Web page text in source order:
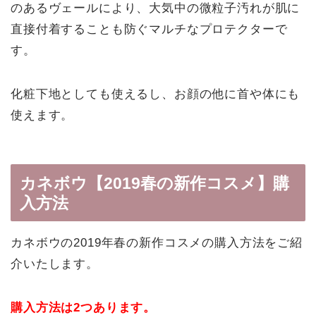
のあるヴェールにより、大気中の微粒子汚れが肌に
直接付着することも防ぐマルチなプロテクターで
す。
化粧下地としても使えるし、お顔の他に首や体にも
使えます。
カネボウ【2019春の新作コスメ】購
入方法
カネボウの2019年春の新作コスメの購入方法をご紹
介いたします。
購入方法は2つあります。